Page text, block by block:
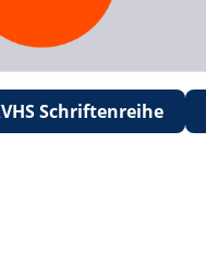
Schriftenreihe